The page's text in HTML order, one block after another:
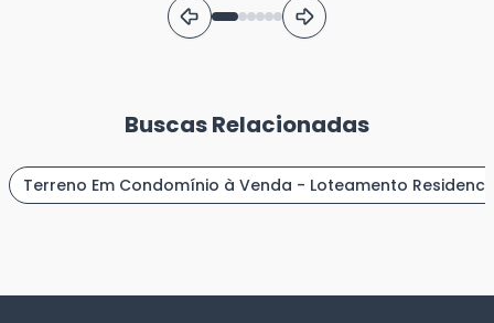
Buscas Relacionadas
Terreno Em Condomínio à Venda - Loteamento